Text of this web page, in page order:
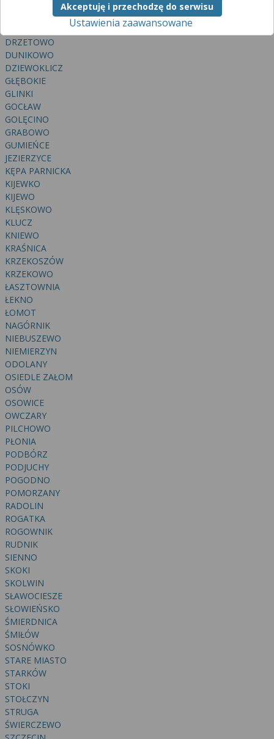
DRZETOWO
DUNIKOWO
DZIEWOKLICZ
GŁĘBOKIE
GLINKI
GOCŁAW
GOLĘCINO
GRABOWO
GUMIEŃCE
JEZIERZYCE
KĘPA PARNICKA
KIJEWKO
KIJEWO
KLĘSKOWO
KLUCZ
KNIEWO
KRAŚNICA
KRZEKOSZÓW
KRZEKOWO
ŁASZTOWNIA
ŁEKNO
ŁOMOT
NAGÓRNIK
NIEBUSZEWO
NIEMIERZYN
ODOLANY
OSIEDLE ZAŁOM
OSÓW
OSOWICE
OWCZARY
PILCHOWO
PŁONIA
PODBÓRZ
PODJUCHY
POGODNO
POMORZANY
RADOLIN
ROGATKA
ROGOWNIK
RUDNIK
SIENNO
SKOKI
SKOLWIN
SŁAWOCIESZE
SŁOWIEŃSKO
ŚMIERDNICA
ŚMIŁÓW
SOSNÓWKO
STARE MIASTO
STARKÓW
STOKI
STOŁCZYN
STRUGA
ŚWIERCZEWO
obsługi dodatkowych funkcjonalności
usprawniających działanie naszego serwisu,
analizy tego, w jaki sposób korzystasz z naszej
strony,
marketingu bezpośredniego i wyświetlania reklam, w
tym reklam spersonalizowanych,
udostępniania funkcji mediów społecznościowych.
Kliknij „Akceptuję i przechodzę do serwisu”, aby
wyrazić zgodę na przetwarzanie przez nas i
naszych partnerów Twoich danych w
powyższych celach.
Pamiętaj, że wyrażenie zgody jest dobrowolne, a
wyrażoną zgodę możesz w każdej chwili cofnąć,
możesz też wycofać zgodę na przetwarzanie Twoich
danych tylko w niektórych celach. Jeżeli chcesz
dowiedzieć się więcej lub chcesz przeprowadzić
konfigurację szczegółową, to możesz tego dokonać
za pomocą „Ustawień zaawansowanych”.
Więcej informacji na temat wykorzystywania
narzędzi zewnętrznych w naszym serwisie
znajdziesz w Regulaminie Serwisu.
Akceptuję i przechodzę do serwisu
Ustawienia zaawansowane